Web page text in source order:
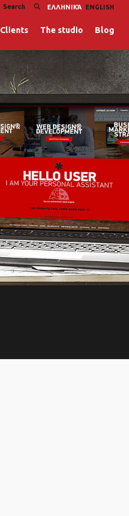
ΕΛΛΗΝΙΚΆ ENGLISH
Clients The studio Blog